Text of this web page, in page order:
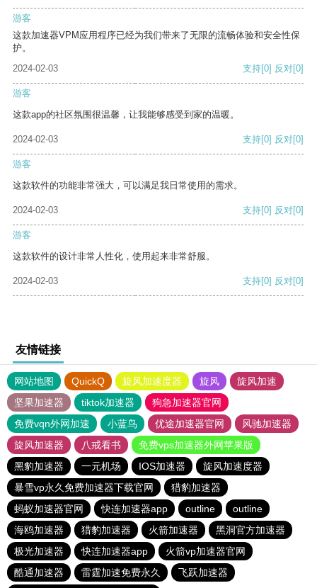
游客
这款加速器VPM应用程序已经为我们带来了无限的流畅体验和安全性保
护。
2024-02-03
支持[0] 反对[0]
游客
这款app的社区氛围很温馨，让我能够感受到家的温暖。
2024-02-03 支持[0] 反对[0]
游客
这款软件的功能非常强大，可以满足我日常使用的需求。
2024-02-03 支持[0] 反对[0]
游客
这款软件的设计非常人性化，使用起来非常舒服。
2024-02-03 支持[0] 反对[0]
友情链接
网站地图 QuickQ 旋风加速度器 旋风
旋风加速
坚果加速器
tiktok加速器
狗急加速器官网
免费vqn外网加速
小蓝鸟 优途加速器官网
风驰加速器
旋风加速器
八戒看书
免费vps加速器外网苹果版
黑豹加速器
一元机场 IOS加速器
旋风加速度器
暴雪vp永久免费加速器下载官网
猎豹加速器
蚂蚁加速器官网
快连加速器app outline
outline
海鸥加速器
猎豹加速器 火箭加速器
黑洞官方加速器
极光加速器
快连加速器app
火箭vp加速器官网
酷通加速器
雷霆加速免费永久 飞跃加速器